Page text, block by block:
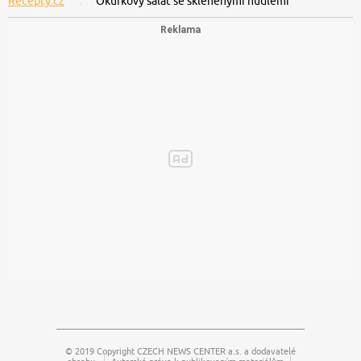
© 2019 Copyright CZECH NEWS CENTER a.s. a dodavatelé